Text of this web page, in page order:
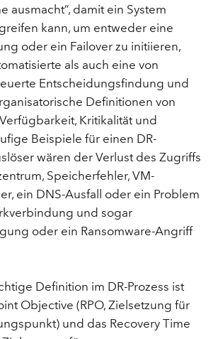
ausmacht”, damit ein System
kann, um entweder eine
oder ein Failover zu initiieren,
als auch eine von
Entscheidungsfindung und
Definitionen von
Kritikalität und
Beispiele für einen DR-
wären der Verlust des Zugriffs
Speicherfehler, VM-
ein DNS-Ausfall oder ein Problem
und sogar
oder ein Ransomware-Angriff
Definition im DR-Prozess ist
Objective (RPO, Zielsetzung für
und das Recovery Time